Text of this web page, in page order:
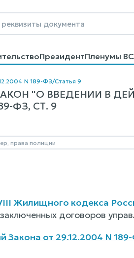
ПрезидентПленумы ВС
КонтактыПомощьПоиск
N 189-ФЗ/Статья 9
"О ВВЕДЕНИИ В
ФЗ, СТ. 9
Жилищного кодекса
договоров
Закона от 29.12.2004 N